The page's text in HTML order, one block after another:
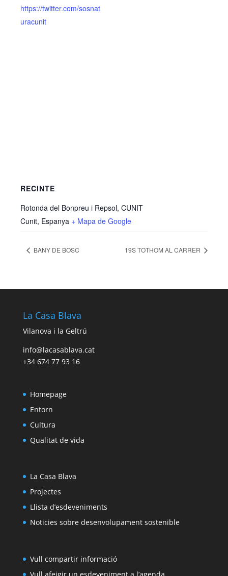
https://twitter.com/sosnat
uracunit
RECINTE
Rotonda del Bonpreu i Repsol, CUNIT
Cunit, Espanya + Mapa de Google
BANY DE BOSC 19S TOTHOM AL CARRER
La Casa Blava
Vilanova i la Geltrú
info@lacasablava.cat
+34 674 77 93 16
Homepage
Entorn
Cultura
Qualitat de vida
La Casa Blava
Projectes
Llista d’esdeveniments
Noticies sobre desenvolupament sostenible
Vull compartir informació
Vull afeigir un esdeveniment a l’agenda